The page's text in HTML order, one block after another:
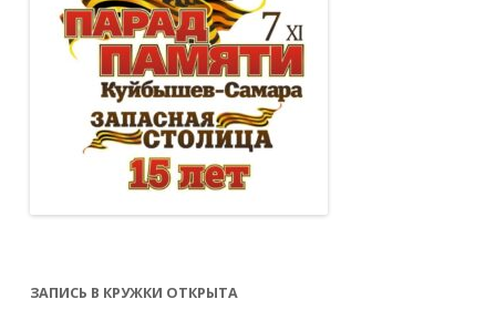
ЗАПИСЬ В КРУЖКИ ОТКРЫТА